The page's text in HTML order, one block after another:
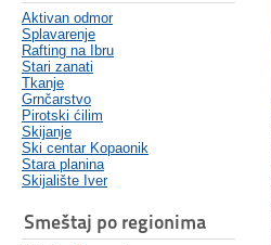
Aktivan odmor
Splavarenje
Rafting na Ibru
Stari zanati
Tkanje
Grnčarstvo
Pirotski ćilim
Skijanje
Ski centar Kopaonik
Stara planina
Skijalište Iver
Smeštaj po regionima